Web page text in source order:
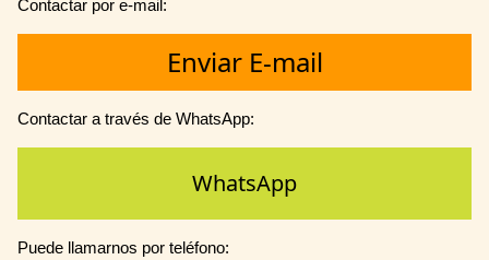
Contactar por e-mail:
Enviar E-mail
Contactar a través de WhatsApp:
WhatsApp
Puede llamarnos por teléfono: